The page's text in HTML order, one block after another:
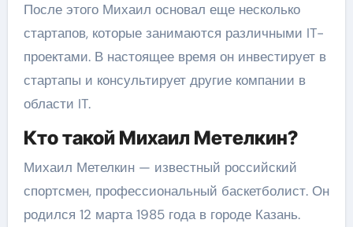
После этого Михаил основал еще несколько
стартапов, которые занимаются различными IT-
проектами. В настоящее время он инвестирует в
стартапы и консультирует другие компании в
области IT.
Кто такой Михаил Метелкин?
Михаил Метелкин — известный российский
спортсмен, профессиональный баскетболист. Он
родился 12 марта 1985 года в городе Казань.